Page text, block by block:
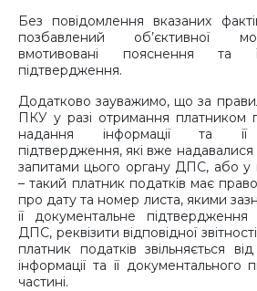
Без повідомлення вказаних
позбавлений об’єктивної
вмотивовані пояснення та
підтвердження.
Додатково зауважимо, що за
ПКУ у разі отримання платником
надання інформації та її
підтвердження, які вже
запитами цього органу ДПС, або у
– такий платник податків має
про дату та номер листа, якими
її документальне
ДПС, реквізити відповідної
платник податків звільняється
інформації та її документального
частині.